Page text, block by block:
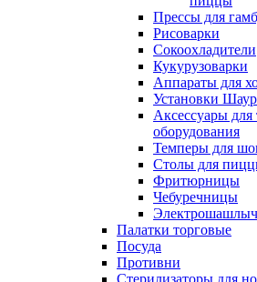
Прессы для
Рисоварки
Сокоохладители
Кукурузоварки
Аппараты для
Установки
Аксессуары для
оборудования
Темперы для
Столы для
Фритюрницы
Чебуречницы
Палатки торговые
Посуда
Противни
Стерилизаторы для